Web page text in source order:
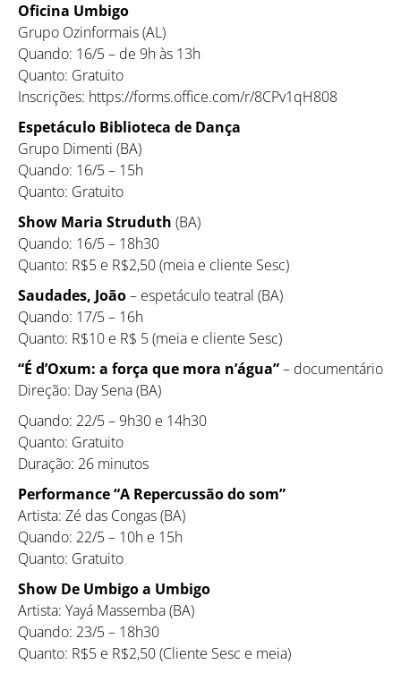
Oficina Umbigo
Grupo Ozinformais (AL)
Quando: 16/5 – de 9h às 13h
Quanto: Gratuito
Inscrições: https://forms.office.com/r/8CPv1qH808
Espetáculo Biblioteca de Dança
Grupo Dimenti (BA)
Quando: 16/5 – 15h
Quanto: Gratuito
Show Maria Struduth (BA)
Quando: 16/5 – 18h30
Quanto: R$5 e R$2,50 (meia e cliente Sesc)
Saudades, João– espetáculo teatral (BA)
Quando: 17/5 – 16h
Quanto: R$10 e R$ 5 (meia e cliente Sesc)
“É d’Oxum: a força que mora n’água”– documentário
Direção: Day Sena (BA)
Quando: 22/5 – 9h30 e 14h30
Quanto: Gratuito
Duração: 26 minutos
Performance “A Repercussão do som”
Artista: Zé das Congas (BA)
Quando: 22/5 – 10h e 15h
Quanto: Gratuito
Show De Umbigo a Umbigo
Artista: Yayá Massemba (BA)
Quando: 23/5 – 18h30
Quanto: R$5 e R$2,50 (Cliente Sesc e meia)